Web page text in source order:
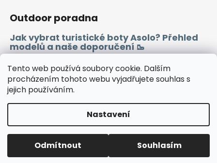
Tento web používá soubory cookie. Dalším
procházením tohoto webu vyjadřujete souhlas s
jejich používáním.
Nastavení
Odmítnout Souhlasím
Outdoor poradna
Jak vybrat turistické boty Asolo? Přehled
modelů a naše doporučení 🥾
Copyright 2026WINDSPORT . Všechna práva vyhrazena.